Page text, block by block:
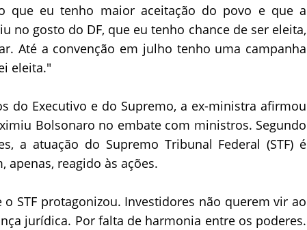
que eu tenho maior aceitação do povo e que a
no gosto do DF, que eu tenho chance de ser eleita,
Até a convenção em julho tenho uma campanha
eleita."
do Executivo e do Supremo, a ex-ministra afirmou
Bolsonaro no embate com ministros. Segundo
a atuação do Supremo Tribunal Federal (STF) é
apenas, reagido às ações.
STF protagonizou. Investidores não querem vir ao
jurídica. Por falta de harmonia entre os poderes.